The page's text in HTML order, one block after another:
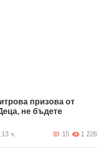
призова от
не бъдете
ч. 1 226
15